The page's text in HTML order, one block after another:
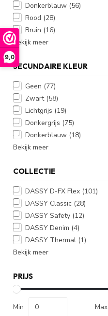
9,0
Donkerblauw (56)
Rood (28)
Bruin (16)
Bekijk meer
SECUNDAIRE KLEUR
Geen (77)
Zwart (58)
Lichtgrijs (19)
Donkergrijs (75)
Donkerblauw (18)
Bekijk meer
COLLECTIE
DASSY D-FX Flex (101)
DASSY Classic (28)
DASSY Safety (12)
DASSY Denim (4)
DASSY Thermal (1)
Bekijk meer
PRIJS
Min Max